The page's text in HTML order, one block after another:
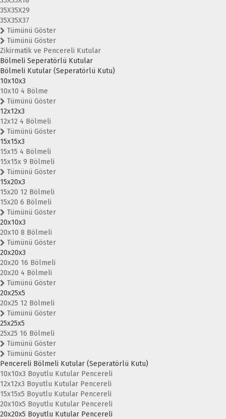
35X35X29
35X35X37
Tümünü Göster
Tümünü Göster
Zikirmatik ve Pencereli Kutular
Bölmeli Seperatörlü Kutular
Bölmeli Kutular (Seperatörlü Kutu)
10x10x3
10x10 4 Bölme
Tümünü Göster
12x12x3
12x12 4 Bölmeli
Tümünü Göster
15x15x3
15x15 4 Bölmeli
15x15x 9 Bölmeli
Tümünü Göster
15x20x3
15x20 12 Bölmeli
15x20 6 Bölmeli
Tümünü Göster
20x10x3
20x10 8 Bölmeli
Tümünü Göster
20x20x3
20x20 16 Bölmeli
20x20 4 Bölmeli
Tümünü Göster
20x25x5
20x25 12 Bölmeli
Tümünü Göster
25x25x5
25x25 16 Bölmeli
Tümünü Göster
Tümünü Göster
Pencereli Bölmeli Kutular (Seperatörlü Kutu)
10x10x3 Boyutlu Kutular Pencereli
12x12x3 Boyutlu Kutular Pencereli
15x15x5 Boyutlu Kutular Pencereli
20x10x5 Boyutlu Kutular Pencereli
20x20x5 Boyutlu Kutular Pencereli